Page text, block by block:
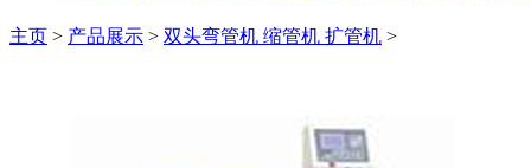
主页 > 产品展示 > 双头弯管机 缩管机 扩管机 >